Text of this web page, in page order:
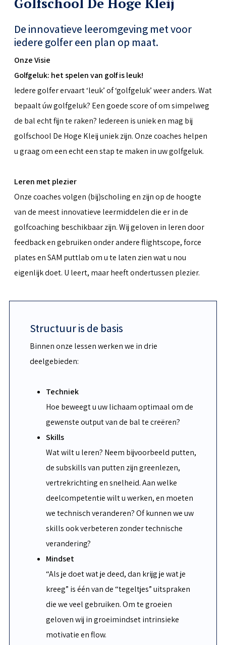
De innovatieve leeromgeving met voor
iedere golfer een plan op maat.
Onze Visie
Golfgeluk: het spelen van golf is leuk!
Iedere golfer ervaart ‘leuk’ of ‘golfgeluk’ weer anders. Wat
bepaalt úw golfgeluk? Een goede score of om simpelweg
de bal echt fijn te raken? Iedereen is uniek en mag bij
golfschool De Hoge Kleij uniek zijn. Onze coaches helpen
u graag om een echt een stap te maken in uw golfgeluk.
Leren met plezier
Onze coaches volgen (bij)scholing en zijn op de hoogte
van de meest innovatieve leermiddelen die er in de
golfcoaching beschikbaar zijn. Wij geloven in leren door
feedback en gebruiken onder andere flightscope, force
plates en SAM puttlab om u te laten zien wat u nou
eigenlijk doet. U leert, maar heeft ondertussen plezier.
Structuur is de basis
Binnen onze lessen werken we in drie
deelgebieden:
Techniek
Hoe beweegt u uw lichaam optimaal om de
gewenste output van de bal te creëren?
Skills
Wat wilt u leren? Neem bijvoorbeeld putten,
de subskills van putten zijn greenlezen,
vertrekrichting en snelheid. Aan welke
deelcompetentie wilt u werken, en moeten
we technisch veranderen? Of kunnen we uw
skills ook verbeteren zonder technische
verandering?
Mindset
“Als je doet wat je deed, dan krijg je wat je
kreeg” is één van de “tegeltjes” uitspraken
die we veel gebruiken. Om te groeien
geloven wij in groeimindset intrinsieke
motivatie en flow.